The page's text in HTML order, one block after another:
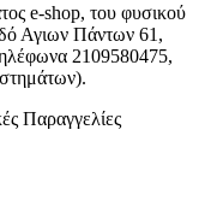
e-shop, του φυσικού
Αγιων Πάντων 61,
2109580475,
Παραγγελίες